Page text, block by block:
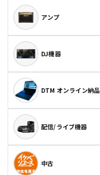
アンプ
DJ機器
DTM オンライン納品
配信/ライブ機器
中古